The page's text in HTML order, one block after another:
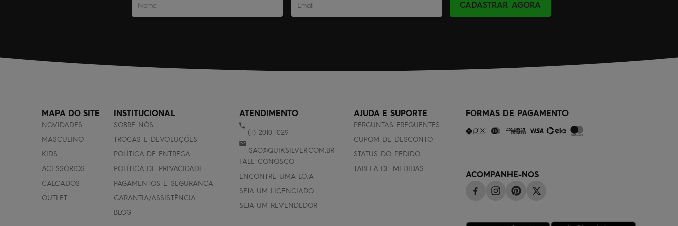
CADASTRAR AGORA
MAPA DO SITE
NOVIDADES
MASCULINO
KIDS
ACESSÓRIOS
CALÇADOS
OUTLET
INSTITUCIONAL
SOBRE NÓS
TROCAS E DEVOLUÇÕES
POLÍTICA DE ENTREGA
POLÍTICA DE PRIVACIDADE
PAGAMENTOS E SEGURANÇA
GARANTIA/ASSISTÊNCIA
BLOG
ATENDIMENTO
(11) 2010-1029
SAC@QUIKSILVER.COM.BR
FALE CONOSCO
ENCONTRE UMA LOJA
SEJA UM LICENCIADO
SEJA UM REVENDEDOR
AJUDA E SUPORTE
PERGUNTAS FREQUENTES
CUPOM DE DESCONTO
STATUS DO PEDIDO
TABELA DE MEDIDAS
FORMAS DE PAGAMENTO
ACOMPANHE-NOS